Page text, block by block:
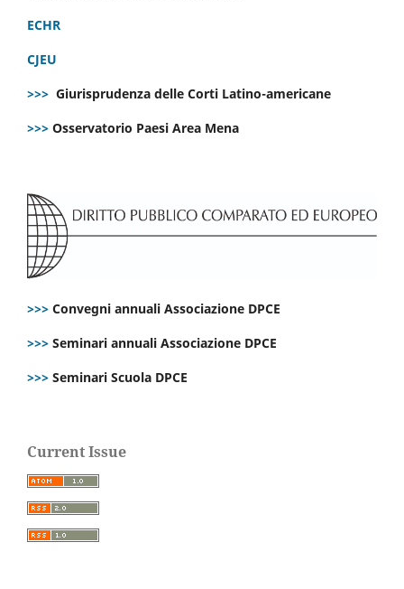
ECHR
CJEU
>>> Giurisprudenza delle Corti Latino-americane
>>> Osservatorio Paesi Area Mena
>>> Convegni annuali Associazione DPCE
>>> Seminari annuali Associazione DPCE
>>> Seminari Scuola DPCE
Current Issue